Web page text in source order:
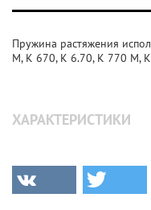
Пружина растяжения
M, K 670, K 6.70, K 770 M,
ХАРАКТЕРИСТИКИ